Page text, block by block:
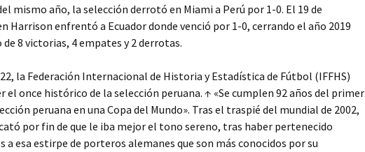
mismo año, la selección derrotó en Miami a Perú por 1-0. El 19 de
Harrison enfrentó a Ecuador donde venció por 1-0, cerrando el año 2019
de 8 victorias, 4 empates y 2 derrotas.
la Federación Internacional de Historia y Estadística de Fútbol (IFFHS)
el once histórico de la selección peruana. ↑ «Se cumplen 92 años del primer
peruana en una Copa del Mundo». Tras el traspié del mundial de 2002,
por fin de que le iba mejor el tono sereno, tras haber pertenecido
a esa estirpe de porteros alemanes que son más conocidos por su